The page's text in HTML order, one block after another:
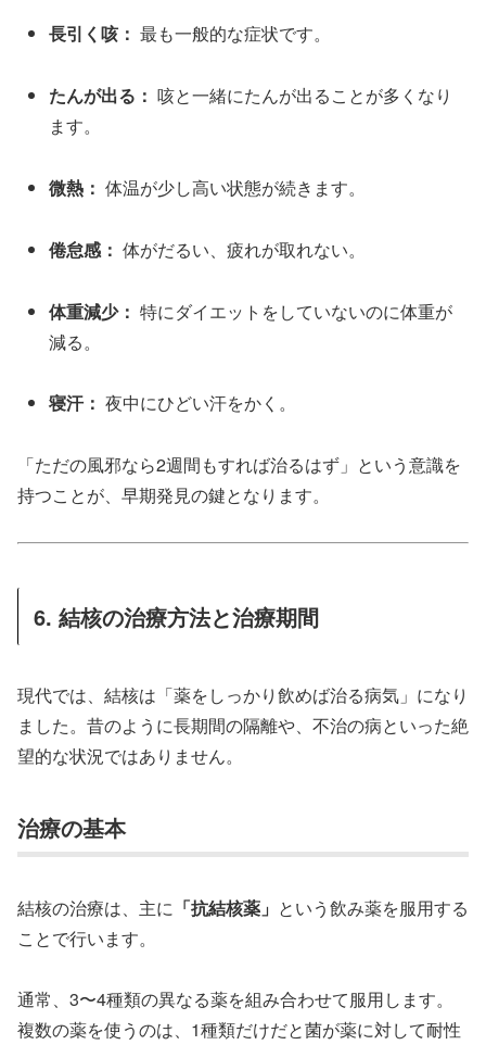
長引く咳： 最も一般的な症状です。
たんが出る： 咳と一緒にたんが出ることが多くなり
ます。
微熱： 体温が少し高い状態が続きます。
倦怠感： 体がだるい、疲れが取れない。
体重減少： 特にダイエットをしていないのに体重が
減る。
寝汗： 夜中にひどい汗をかく。
「ただの風邪なら2週間もすれば治るはず」という意識を
持つことが、早期発見の鍵となります。
6. 結核の治療方法と治療期間
現代では、結核は「薬をしっかり飲めば治る病気」になり
ました。昔のように長期間の隔離や、不治の病といった絶
望的な状況ではありません。
治療の基本
結核の治療は、主に 「抗結核薬」 という飲み薬を服用する
ことで行います。
通常、3〜4種類の異なる薬を組み合わせて服用します。
複数の薬を使うのは、1種類だけだと菌が薬に対して耐性